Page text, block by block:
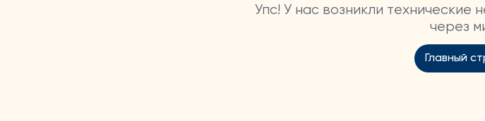
Упс! У нас возникли
через
Главный